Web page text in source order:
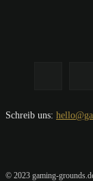
Schreib uns:
© 2023 gaming-